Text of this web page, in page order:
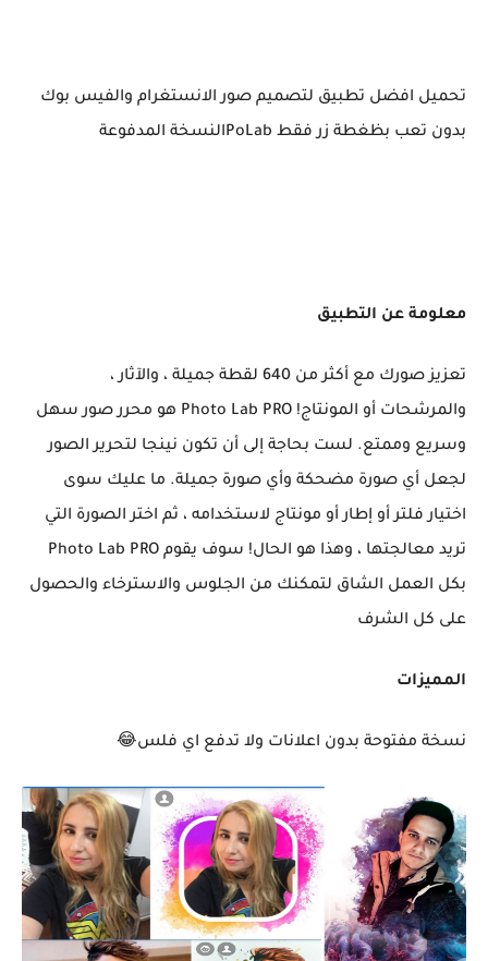
تحميل افضل تطبيق لتصميم صور الانستغرام والفيس بوك
بدون تعب بظغطة زر فقط PoLabالنسخة المدفوعة
معلومة عن التطبيق
تعزيز صورك مع أكثر من 640 لقطة جميلة ، والآثار ،
والمرشحات أو المونتاج! Photo Lab PRO هو محرر صور سهل
وسريع وممتع. لست بحاجة إلى أن تكون نينجا لتحرير الصور
لجعل أي صورة مضحكة وأي صورة جميلة. ما عليك سوى
اختيار فلتر أو إطار أو مونتاج لاستخدامه ، ثم اختر الصورة التي
تريد معالجتها ، وهذا هو الحال! سوف يقوم Photo Lab PRO
بكل العمل الشاق لتمكنك من الجلوس والاسترخاء والحصول
على كل الشرف
المميزات
نسخة مفتوحة بدون اعلانات ولا تدفع اي فلس😂